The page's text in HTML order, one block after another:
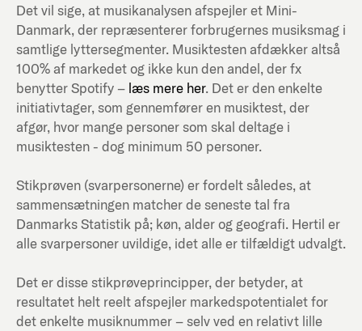
Det vil sige, at musikanalysen afspejler et Mini-
Danmark, der repræsenterer forbrugernes musiksmag i
samtlige lyttersegmenter. Musiktesten afdækker altså
100% af markedet og ikke kun den andel, der fx
benytter Spotify – læs mere her. Det er den enkelte
initiativtager, som gennemfører en musiktest, der
afgør, hvor mange personer som skal deltage i
musiktesten - dog minimum 50 personer.
Stikprøven (svarpersonerne) er fordelt således, at
sammensætningen matcher de seneste tal fra
Danmarks Statistik på; køn, alder og geografi. Hertil er
alle svarpersoner uvildige, idet alle er tilfældigt udvalgt.
Det er disse stikprøveprincipper, der betyder, at
resultatet helt reelt afspejler markedspotentialet for
det enkelte musiknummer – selv ved en relativt lille